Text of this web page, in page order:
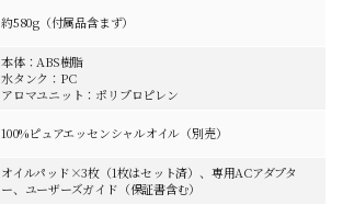
約580g（付属品含まず）
本体：ABS樹脂
水タンク：PC
アロマユニット：ポリプロピレン
100%ピュアエッセンシャルオイル（別売）
オイルパッド×3枚（1枚はセット済）、専用ACアダプタ
ー、ユーザーズガイド（保証書含む）